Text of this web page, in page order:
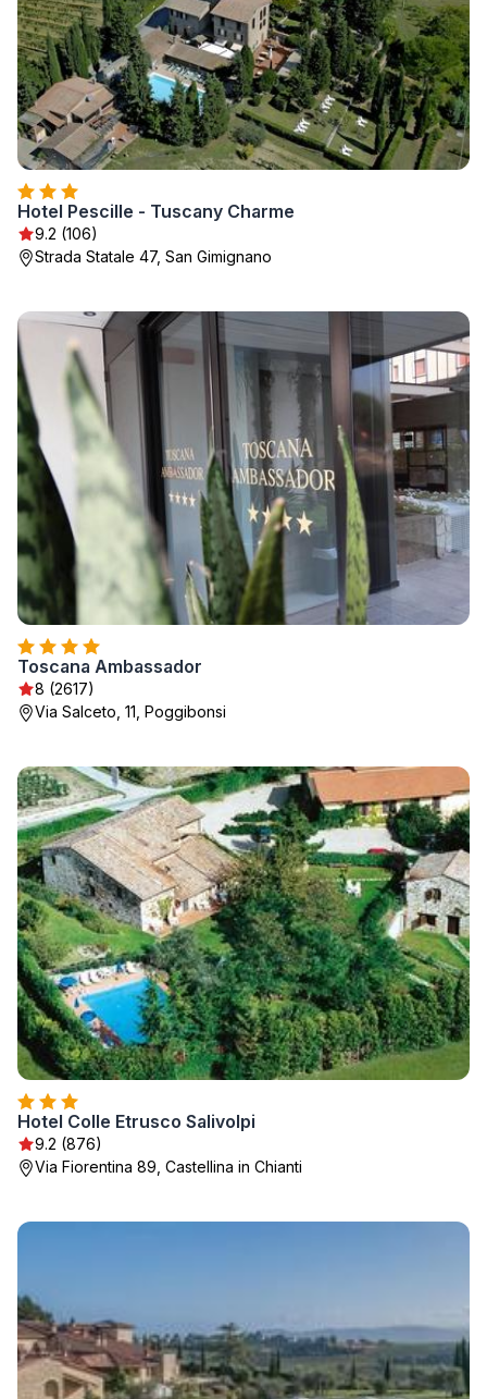
Hotel Pescille - Tuscany Charme
9.2 (106)
Strada Statale 47, San Gimignano
Toscana Ambassador
8 (2617)
Via Salceto, 11, Poggibonsi
Hotel Colle Etrusco Salivolpi
9.2 (876)
Via Fiorentina 89, Castellina in Chianti